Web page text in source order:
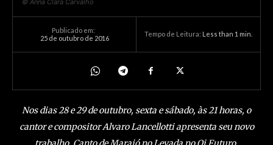
© Anna Clara Carvalho
Publicado em:
25 de outubro de 2016
Tempo de Leitura: Less than 1 min.
Nos dias 28 e 29 de outubro, sexta e sábado, às 21 horas, o
cantor e compositor Alvaro Lancellotti apresenta seu novo